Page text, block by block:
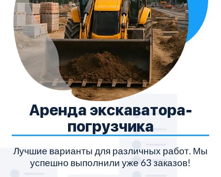
Аренда экскаватора-
погрузчика
Лучшие варианты для различных работ. Мы
успешно выполнили уже 63 заказов!